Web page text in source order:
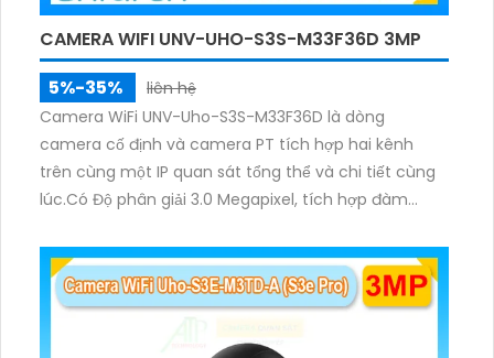
CAMERA WIFI UNV-UHO-S3S-M33F36D 3MP
5%-35%
liên hệ
Camera WiFi UNV-Uho-S3S-M33F36D là dòng
camera cố định và camera PT tích hợp hai kênh
trên cùng một IP quan sát tổng thể và chi tiết cùng
lúc.Có Độ phân giải 3.0 Megapixel, tích hợp đàm
sáng ấm lên đến 10m.